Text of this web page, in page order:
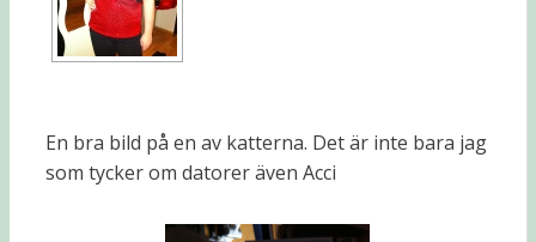
En bra bild på en av katterna. Det är inte bara jag
som tycker om datorer även Acci